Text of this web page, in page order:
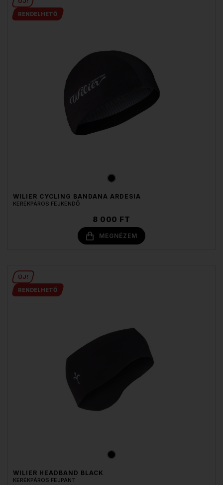
RENDELHETŐ
WILIER CYCLING BANDANA ARDESIA
KERÉKPÁROS FEJKENDŐ
8 000 FT
MEGNÉZEM
ÚJ!
RENDELHETŐ
WILIER HEADBAND BLACK
KERÉKPÁROS FEJPÁNT